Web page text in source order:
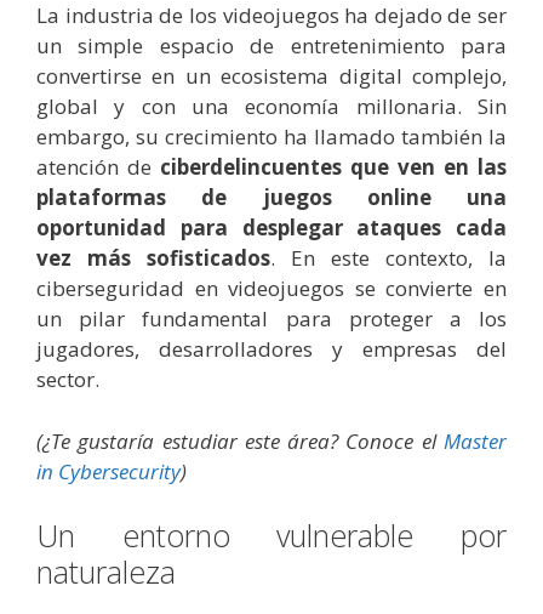
La industria de los videojuegos ha dejado de ser
un simple espacio de entretenimiento para
convertirse en un ecosistema digital complejo,
global y con una economía millonaria. Sin
embargo, su crecimiento ha llamado también la
atención de ciberdelincuentes que ven en las
plataformas de juegos online una
oportunidad para desplegar ataques cada
vez más sofisticados. En este contexto, la
ciberseguridad en videojuegos se convierte en
un pilar fundamental para proteger a los
jugadores, desarrolladores y empresas del
sector.
(¿Te gustaría estudiar este área? Conoce el Master
in Cybersecurity)
Un entorno vulnerable por
naturaleza